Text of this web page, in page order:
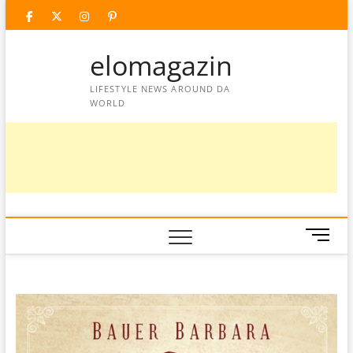
facebooktwitter
instagram
googleplus
pinterest
elomagazin
LIFESTYLE NEWS AROUND DA
WORLD
M
e
B
u